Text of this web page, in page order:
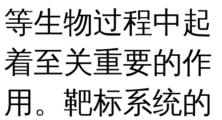
等生物过程中起
着至关重要的作
用。靶标系统的